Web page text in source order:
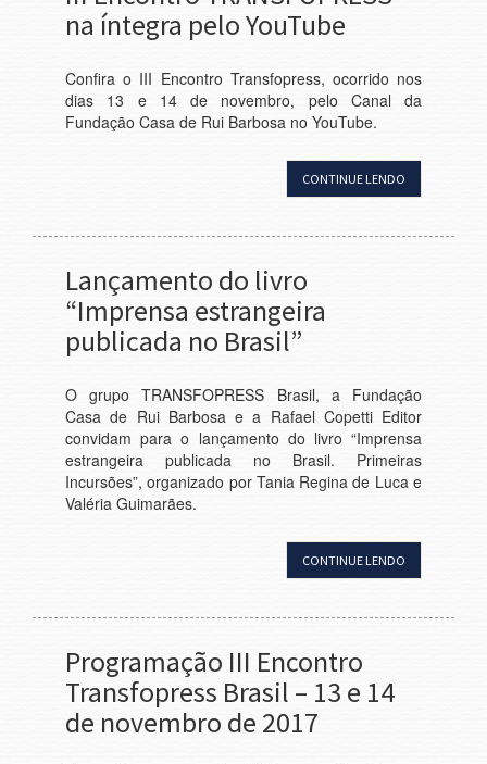
na íntegra pelo YouTube
Confira o III Encontro Transfopress, ocorrido nos
dias 13 e 14 de novembro, pelo Canal da
Fundação Casa de Rui Barbosa no YouTube.
CONTINUE LENDO
Lançamento do livro
“Imprensa estrangeira
publicada no Brasil”
O grupo TRANSFOPRESS Brasil, a Fundação
Casa de Rui Barbosa e a Rafael Copetti Editor
convidam para o lançamento do livro “Imprensa
estrangeira publicada no Brasil. Primeiras
Incursões”, organizado por Tania Regina de Luca e
Valéria Guimarães.
CONTINUE LENDO
Programação III Encontro
Transfopress Brasil – 13 e 14
de novembro de 2017